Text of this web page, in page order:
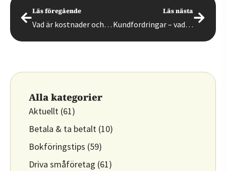
Läs föregående
Vad är kostnader och utgifter och vad är skillnaden?
Läs nästa
Kundfordringar – vad är det och hur bokförs det?
Alla kategorier
Aktuellt (61)
Betala & ta betalt (10)
Bokföringstips (59)
Driva småföretag (61)